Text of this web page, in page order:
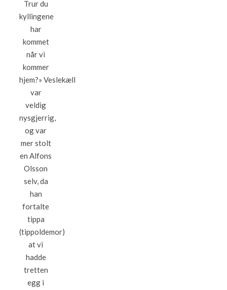
Trur du
kyllingene
har
kommet
når vi
kommer
hjem?» Veslekæll
var
veldig
nysgjerrig,
og var
mer stolt
en Alfons
Olsson
selv, da
han
fortalte
tippa
(tippoldemor)
at vi
hadde
tretten
egg i